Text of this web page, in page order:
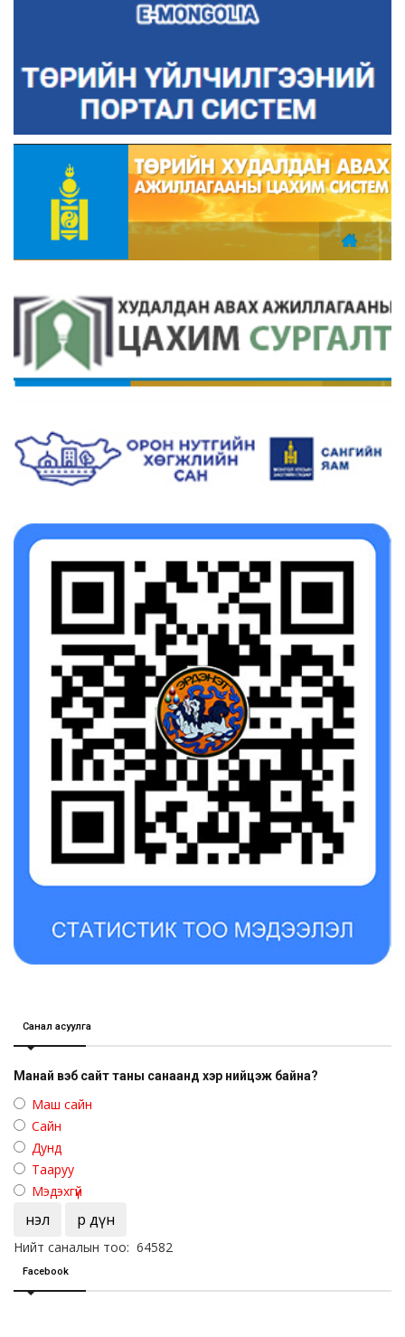
Санал асуулга
Манай вэб сайт таны санаанд хэр нийцэж байна?
Маш сайн
Сайн
Дунд
Тааруу
Мэдэхгүй
Үнэл Үр дүн
Нийт саналын тоо: 64582
Facebook